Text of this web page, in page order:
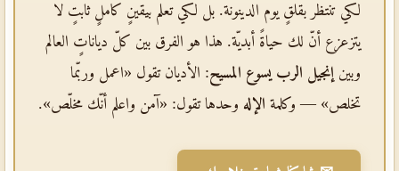
لكي تنتظر بقلقٍ يوم الدينونة. بل لكي تعلم بيقينٍ كاملٍ ثابتٍ لا
يتزعزع أنّ لك حياةً أبديّة. هذا هو الفرق بين كلّ دياناتٍ العالم
وبين إنجيل الرب يسوع المسيح: الأديان تقول «اعمل وربّما
تخلص» — وكلمة الإله وحدها تقول: «آمن واعلم أنّك مخلّص».